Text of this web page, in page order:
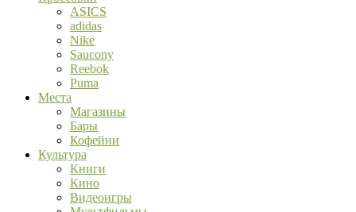
ASICS
adidas
Nike
Saucony
Reebok
Puma
Места
Магазины
Бары
Кофейни
Культура
Книги
Кино
Видеоигры